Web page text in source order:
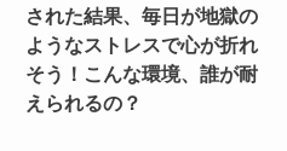
された結果、毎日が地獄の
ようなストレスで心が折れ
そう！こんな環境、誰が耐
えられるの？